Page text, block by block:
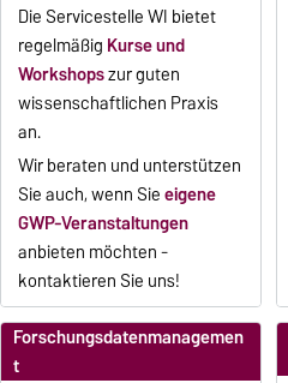
Die Servicestelle WI bietet
regelmäßig Kurse und
Workshopszur guten
wissenschaftlichen Praxis
an.
Wir beraten und unterstützen
Sie auch, wenn Sieeigene
GWP-Veranstaltungen
anbieten möchten -
kontaktieren Sie uns!
Forschungsdatenmanagemen
t